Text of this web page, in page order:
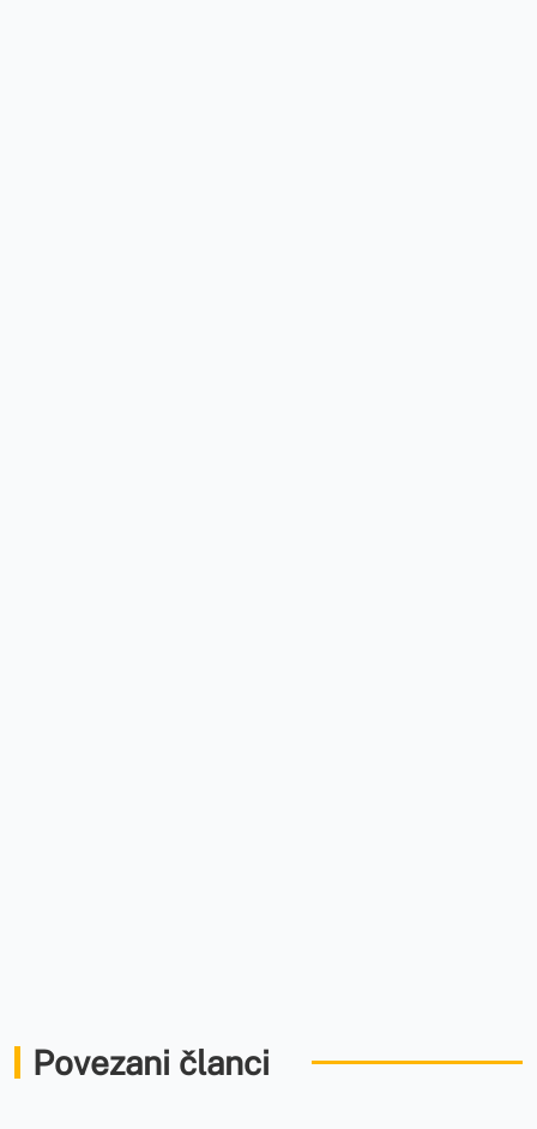
Povezani članci